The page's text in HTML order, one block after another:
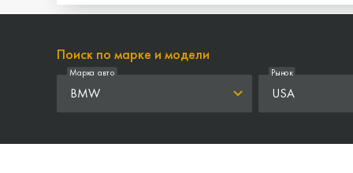
Поиск по марке и модели
BMW
Марка авто
USA
Рынок